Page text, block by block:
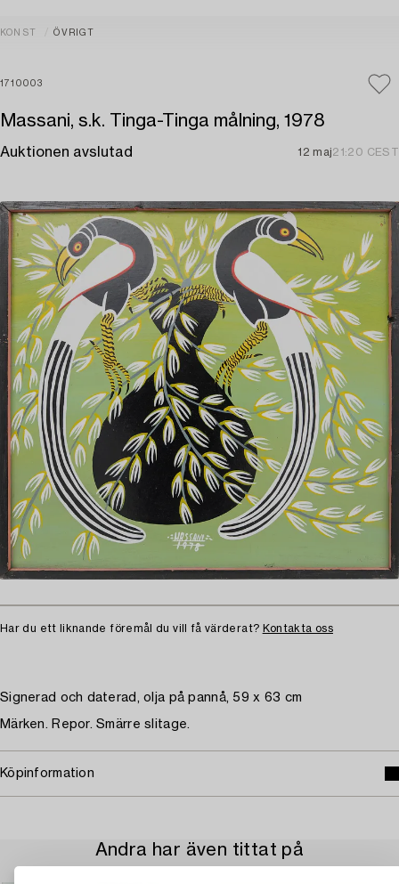
KONST ÖVRIGT
1710003
Massani, s.k. Tinga-Tinga målning, 1978
Auktionen avslutad 12 maj21:20 CEST
Har du ett liknande föremål du vill få värderat? Kontakta oss
Signerad och daterad, olja på pannå, 59 x 63 cm
Märken. Repor. Smärre slitage.
Köpinformation
Andra har även tittat på